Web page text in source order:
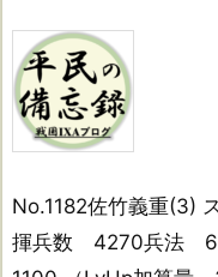
No.1182佐竹義重(3)
揮兵数 4270兵法